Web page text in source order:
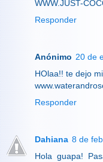
WWW.JUST-
Responder
Anónimo 20 de
HOlaa!! te dejo
Responder
Dahiana 8 de
Hola guapa!